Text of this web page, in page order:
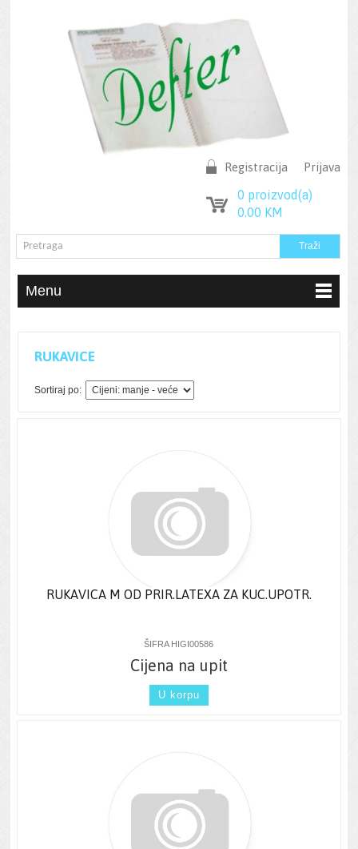
Prijava
Registracija
0 proizvod(a)
0.00 KM
Menu
RUKAVICE
Sortiraj po:
RUKAVICA M OD PRIR.LATEXA ZA KUC.UPOTR.
ŠIFRA HIGI00586
Cijena na upit
U korpu